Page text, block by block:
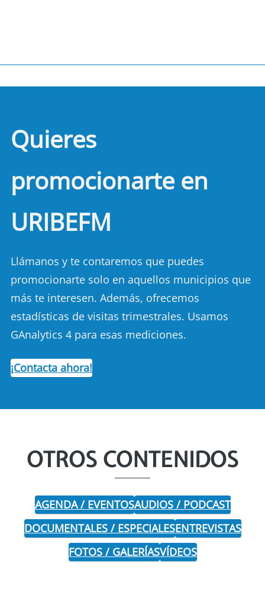
Quieres
promocionarte en
URIBEFM
Llámanos y te contaremos que puedes
promocionarte solo en aquellos municipios que
más te interesen. Además, ofrecemos
estadísticas de visitas trimestrales. Usamos
GAnalytics 4 para esas mediciones.
¡Contacta ahora!
OTROS CONTENIDOS
AGENDA / EVENTOSAUDIOS / PODCAST
DOCUMENTALES / ESPECIALESENTREVISTAS
FOTOS / GALERÍASVÍDEOS